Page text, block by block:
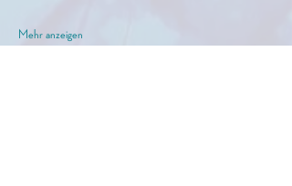
Mehr anzeigen